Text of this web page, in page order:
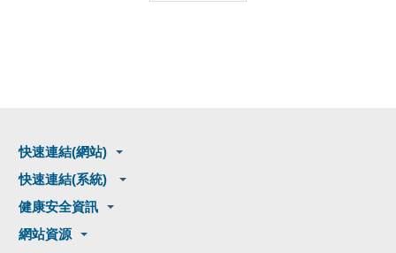
快速連結(網站)
快速連結(系統)
健康安全資訊
網站資源